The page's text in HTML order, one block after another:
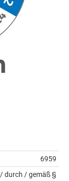
6959
durch / gemäß §